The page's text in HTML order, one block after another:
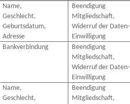
Name,
Geschlecht,
Geburtsdatum,
Adresse
Beendigung
Mitgliedschaft,
Widerruf der Daten-
Einwilligung
Bankverbindung
Beendigung
Mitgliedschaft,
Widerruf der Daten-
Einwilligung
Name,
Geschlecht,
Beendigung
Mitgliedschaft,